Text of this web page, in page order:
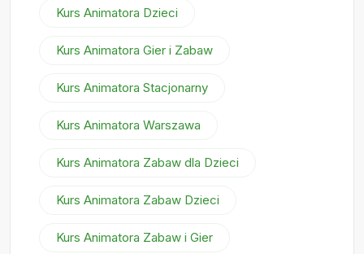
Kurs Animatora Dzieci
Kurs Animatora Gier i Zabaw
Kurs Animatora Stacjonarny
Kurs Animatora Warszawa
Kurs Animatora Zabaw dla Dzieci
Kurs Animatora Zabaw Dzieci
Kurs Animatora Zabaw i Gier